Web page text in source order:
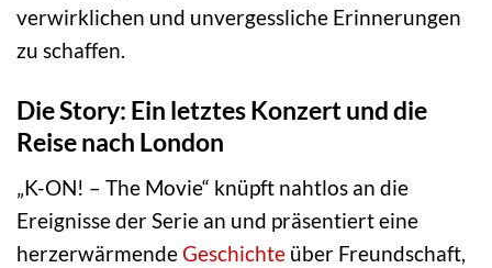
verwirklichen und unvergessliche Erinnerungen
zu schaffen.
Die Story: Ein letztes Konzert und die
Reise nach London
„K-ON! – The Movie“ knüpft nahtlos an die
Ereignisse der Serie an und präsentiert eine
herzerwärmendeGeschichte über Freundschaft,